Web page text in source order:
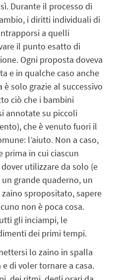
Durante il processo di
i diritti individuali di
a quelli
il punto esatto di
Ogni proposta doveva
e in qualche caso anche
solo grazie al successivo
ciò che i bambini
annotate su piccoli
che è venuto fuori il
l’aiuto. Non a caso,
prima in cui ciascun
utilizzare da solo (e
grande quaderno, un
spropositato, sapere
non è poca cosa.
gli inciampi, le
dei primi tempi.
lo zaino in spalla
di voler tornare a casa.